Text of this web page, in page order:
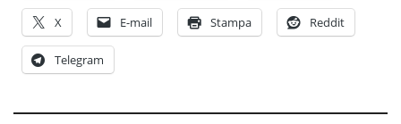
X E-mail Stampa Reddit
Telegram